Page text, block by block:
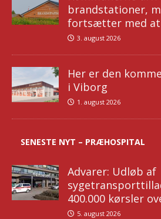
brandstationer,
fortsætter med at
3. august 2026
Her er den
i Viborg
1. august 2026
SENESTE NYT – PRÆHOSPITAL
Advarer: Udløb af
400.000 kørsler
5. august 2026